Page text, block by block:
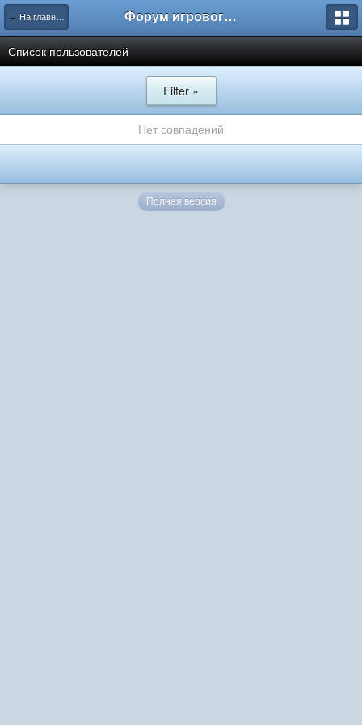
← На главную Форум игрового проекта Riverrise
Список пользователей
Filter »
Нет совпадений
Полная версия